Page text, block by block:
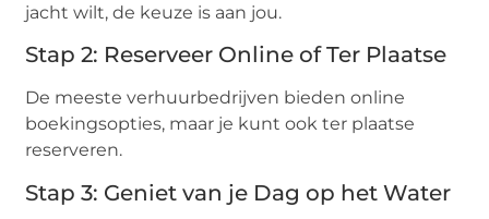
jacht wilt, de keuze is aan jou.
Stap 2: Reserveer Online of Ter Plaatse
De meeste verhuurbedrijven bieden online
boekingsopties, maar je kunt ook ter plaatse
reserveren.
Stap 3: Geniet van je Dag op het Water